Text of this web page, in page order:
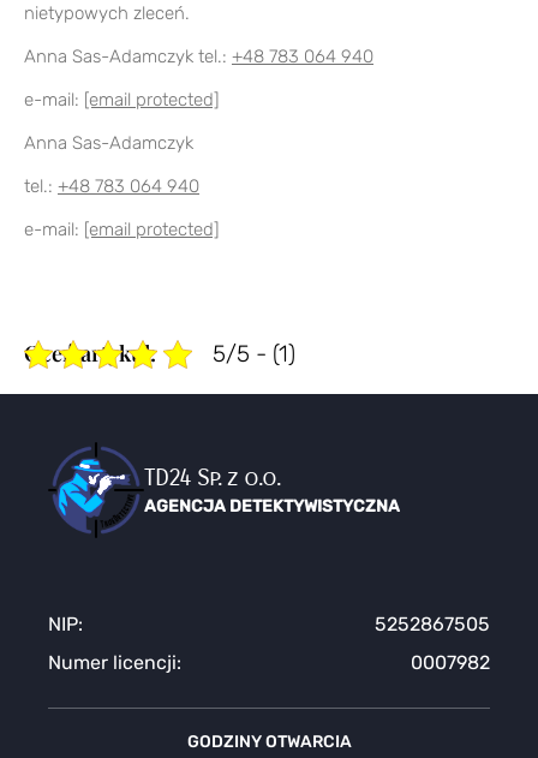
nietypowych zleceń.
Anna Sas-Adamczyk tel.: +48 783 064 940
e-mail: [email protected]
Anna Sas-Adamczyk
tel.: +48 783 064 940
e-mail: [email protected]
5/5 - (1)
TD24 Sp. z o.o.
AGENCJA DETEKTYWISTYCZNA
NIP:
5252867505
Numer licencji:
0007982
GODZINY OTWARCIA